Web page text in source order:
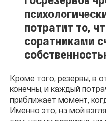
потратит то,
соратниками
Кроме того, резервы, в
конечны, и каждый
приближает момент,
Именно это, на мой